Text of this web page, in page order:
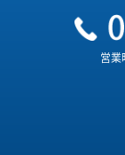
営業